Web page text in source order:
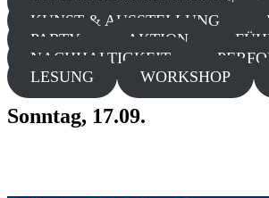
KUNST & AUSSTELLUNG
PARTY
AKTION
NACHHALTIGKEIT
LESUNG
WORKSHOP
Sonntag, 17.09.